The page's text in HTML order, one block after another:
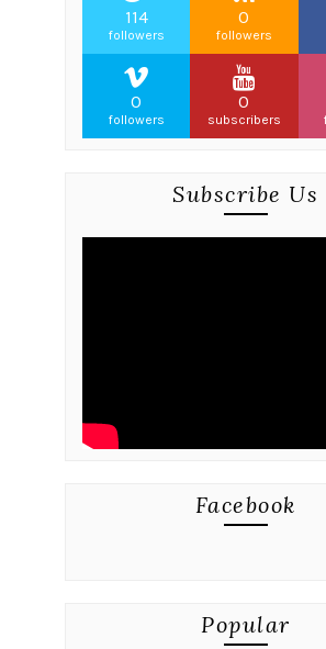
114
followers
0
followers
0
followers
0
subscribers
Subscribe Us
Facebook
Popular